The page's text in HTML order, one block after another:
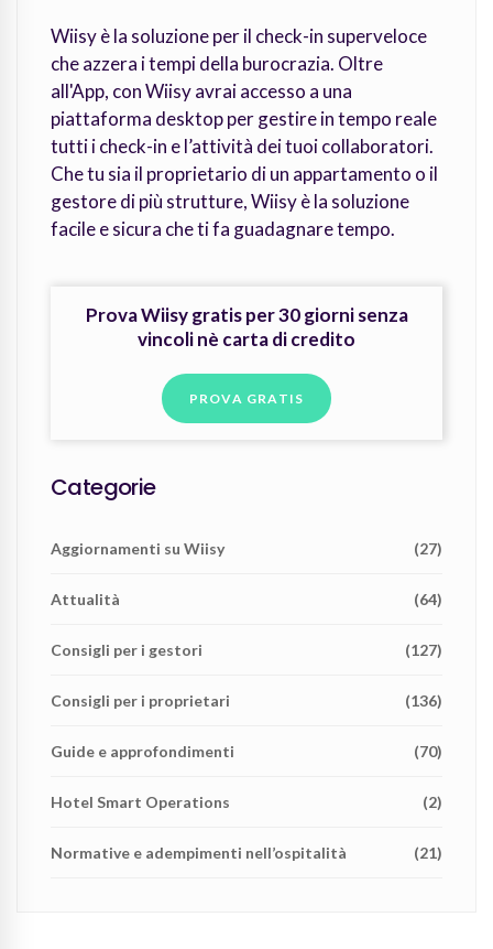
Wiisy è la soluzione per il check-in superveloce
che azzera i tempi della burocrazia. Oltre
all'App, con Wiisy avrai accesso a una
piattaforma desktop per gestire in tempo reale
tutti i check-in e l’attività dei tuoi collaboratori.
Che tu sia il proprietario di un appartamento o il
gestore di più strutture, Wiisy è la soluzione
facile e sicura che ti fa guadagnare tempo.
Prova Wiisy gratis per 30 giorni senza
vincoli nè carta di credito
PROVA GRATIS
Categorie
Aggiornamenti su Wiisy (27)
Attualità (64)
Consigli per i gestori (127)
Consigli per i proprietari (136)
Guide e approfondimenti (70)
Hotel Smart Operations (2)
Normative e adempimenti nell’ospitalità (21)